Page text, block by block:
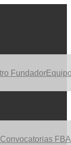
Fundador
Convocatorias FBA